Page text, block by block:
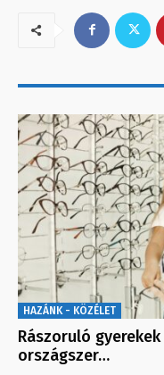
HAZÁNK - KÖZÉLET
Rászoruló
országszer…